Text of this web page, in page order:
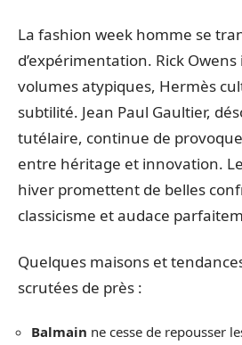
La fashion week homme se
d’expérimentation. Rick Owens
volumes atypiques, Hermès
subtilité. Jean Paul Gaultier,
tutélaire, continue de
entre héritage et innovation.
hiver promettent de belles
classicisme et audace
Quelques maisons et
scrutées de près :
Balmain ne cesse de repousser